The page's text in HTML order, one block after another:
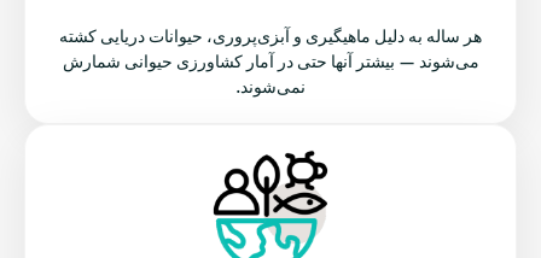
هر ساله به دلیل ماهیگیری و آبزی‌پروری، حیوانات دریایی کشته
می‌شوند — بیشتر آنها حتی در آمار کشاورزی حیوانی شمارش
نمی‌شوند.